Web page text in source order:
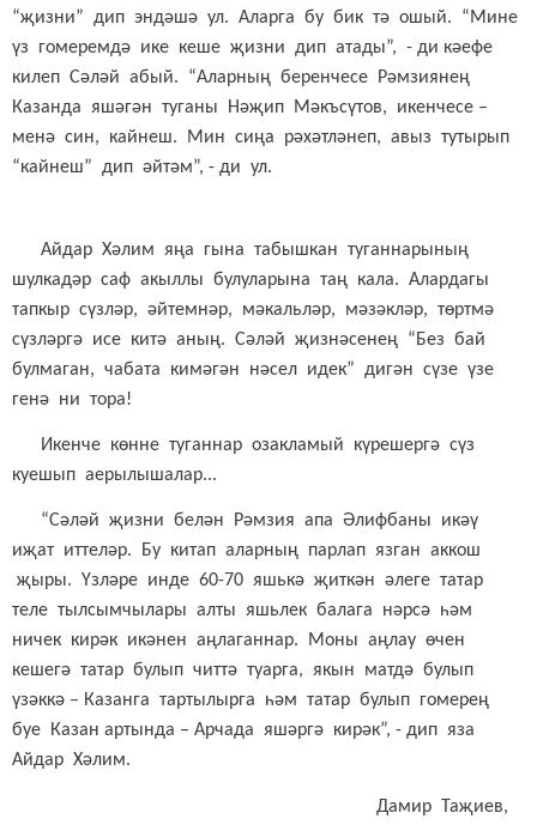
“җизни” дип эндәшә ул. Аларга бу бик тә ошый. “Мине
үз гомеремдә ике кеше җизни дип атады”, - ди кәефе
килеп Сәләй абый. “Аларның беренчесе Рәмзиянең
Казанда яшәгән туганы Нәҗип Мәкъсүтов, икенчесе –
менә син, кайнеш. Мин сиңа рәхәтләнеп, авыз тутырып
“кайнеш” дип әйтәм”, - ди ул.
Айдар Хәлим яңа гына табышкан туганнарының
шулкадәр саф акыллы булуларына таң кала. Алардагы
тапкыр сүзләр, әйтемнәр, мәкальләр, мәзәкләр, төртмә
сүзләргә исе китә аның. Сәләй җизнәсенең “Без бай
булмаган, чабата кимәгән нәсел идек” дигән сүзе үзе
генә ни тора!
Икенче көнне туганнар озакламый күрешергә сүз
куешып аерылышалар...
“Сәләй җизни белән Рәмзия апа Әлифбаны икәү
иҗат иттеләр. Бу китап аларның парлап язган аккош
җыры. Үзләре инде 60-70 яшькә җиткән әлеге татар
теле тылсымчылары алты яшьлек балага нәрсә һәм
ничек кирәк икәнен аңлаганнар. Моны аңлау өчен
кешегә татар булып читтә туарга, якын матдә булып
үзәккә – Казанга тартылырга һәм татар булып гомерең
буе Казан артында – Арчада яшәргә кирәк”, - дип яза
Айдар Хәлим.
Дамир Таҗиев,